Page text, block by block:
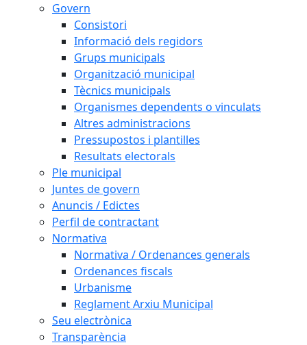
Govern
Consistori
Informació dels regidors
Grups municipals
Organització municipal
Tècnics municipals
Organismes dependents o vinculats
Altres administracions
Pressupostos i plantilles
Resultats electorals
Ple municipal
Juntes de govern
Anuncis / Edictes
Perfil de contractant
Normativa
Normativa / Ordenances generals
Ordenances fiscals
Urbanisme
Reglament Arxiu Municipal
Seu electrònica
Transparència